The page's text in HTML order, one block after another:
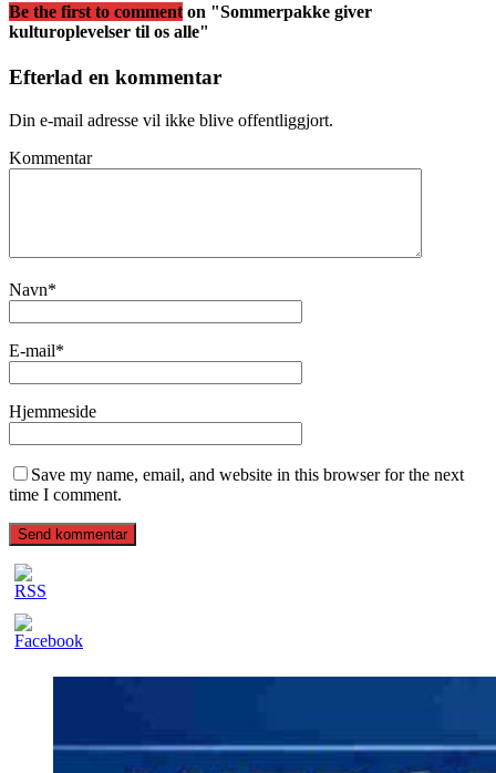
Be the first to comment on "Sommerpakke giver
kulturoplevelser til os alle"
Efterlad en kommentar
Din e-mail adresse vil ikke blive offentliggjort.
Kommentar
Navn*
E-mail*
Hjemmeside
Save my name, email, and website in this browser for the next
time I comment.